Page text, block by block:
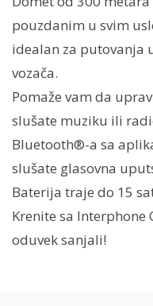
pouzdanim u svim
idealan za putovanja
vozača.
Pomaže vam da
slušate muziku ili
Bluetooth®-a sa
slušate glasovna
Baterija traje do 15
Krenite sa Interphone
oduvek sanjali!